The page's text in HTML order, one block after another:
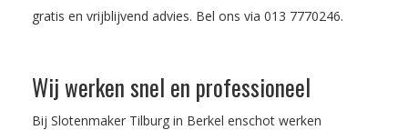
gratis en vrijblijvend advies. Bel ons via 013 7770246.
Wij werken snel en professioneel
Bij Slotenmaker Tilburg in Berkel enschot werken